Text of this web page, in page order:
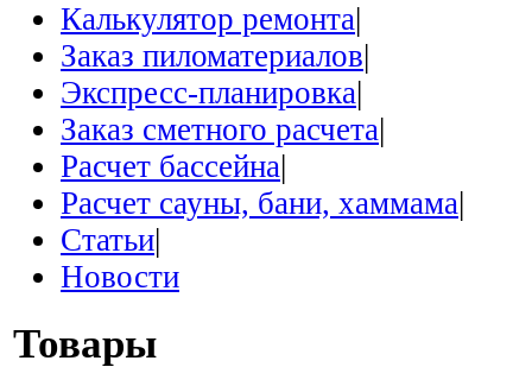
Калькулятор ремонта|
Заказ пиломатериалов|
Экспресс-планировка|
Заказ сметного расчета|
Расчет бассейна|
Расчет сауны, бани, хаммама|
Статьи|
Новости
Товары